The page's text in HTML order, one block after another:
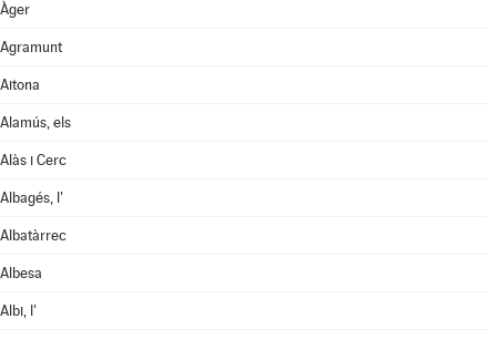
Àger
Agramunt
Aitona
Alamús, els
Alàs i Cerc
Albagés, l'
Albatàrrec
Albesa
Albi, l'